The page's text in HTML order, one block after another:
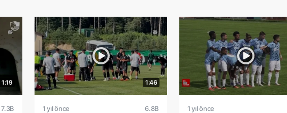
1:19
7.3B
1:46
1 yıl önce 6.8B 1 yıl önce